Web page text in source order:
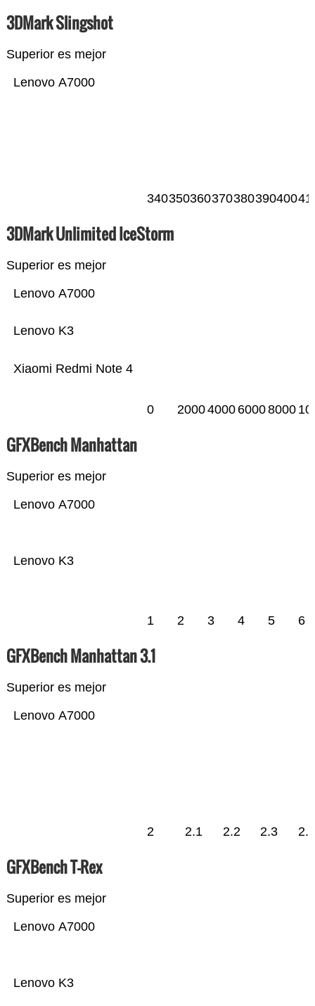
3DMark Slingshot
Superior es mejor
Lenovo A7000
340350360370380390400
3DMark Unlimited IceStorm
Superior es mejor
Xiaomi Redmi Note 4
Lenovo K3
Lenovo A7000
0 20004000 60008000
GFXBench Manhattan
Superior es mejor
Lenovo K3
Lenovo A7000
1 2 3 4 5 6
GFXBench Manhattan 3.1
Superior es mejor
Lenovo A7000
2 2.1 2.2 2.3 2.4
GFXBench T-Rex
Superior es mejor
Lenovo K3
Lenovo A7000